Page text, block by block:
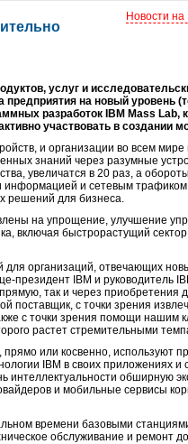
Новости на
услуг и
на новый уровень
разработок IBM Mass
участвовать в создании
и организации во всем
знаний через разумные
увеличатся в 20 раз, а
информацией и сетевым
решений для бизнеса.
на упрощение, улучшение
включая быстрорастущий
для организаций, отвечающих
президент IBM и руководитель
так и через приобретения
поставщик, с точки зрения
с точки зрения помощи нашим
растет стремительными
или косвенно, используют
IBM в своих приложениях и
интеллектуальности обширную
и мобильные сервисы
времени базовыми
обслуживание и ремонт